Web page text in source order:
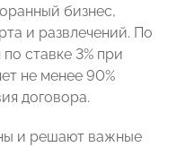
бизнес,
и развлечений. По
ставке 3% при
не менее 90%
договора.
и решают важные